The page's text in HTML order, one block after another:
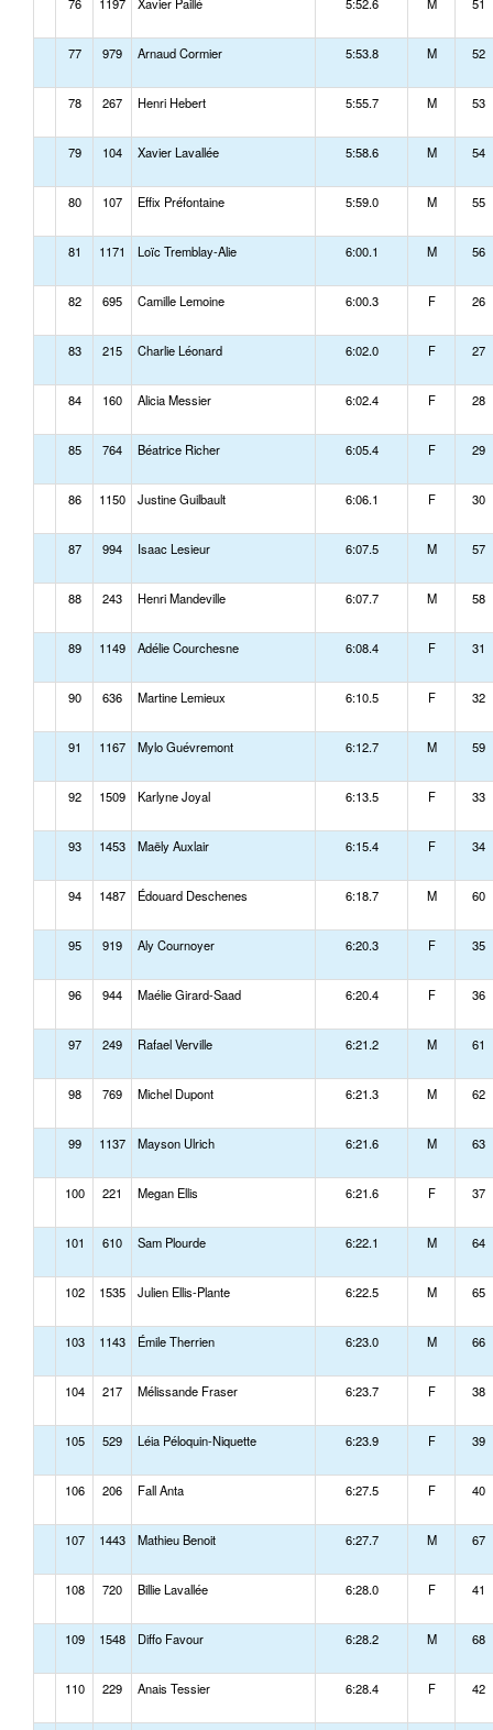
77 979 Arnaud Cormier 5:53.8 M 52
78 267 Henri Hebert 5:55.7 M 53
79 104 Xavier Lavallée 5:58.6 M 54
80 107 Effix Préfontaine 5:59.0 M 55
81 1171 Loïc Tremblay-Alie 6:00.1 M 56
82 695 Camille Lemoine 6:00.3 F 26
83 215 Charlie Léonard 6:02.0 F 27
84 160 Alicia Messier 6:02.4 F 28
85 764 Béatrice Richer 6:05.4 F 29
86 1150 Justine Guilbault 6:06.1 F 30
87 994 Isaac Lesieur 6:07.5 M 57
88 243 Henri Mandeville 6:07.7 M 58
89 1149 Adélie Courchesne 6:08.4 F 31
90 636 Martine Lemieux 6:10.5 F 32
91 1167 Mylo Guévremont 6:12.7 M 59
92 1509 Karlyne Joyal 6:13.5 F 33
93 1453 Maëly Auxlair 6:15.4 F 34
94 1487 Édouard Deschenes 6:18.7 M 60
95 919 Aly Cournoyer 6:20.3 F 35
96 944 Maélie Girard-Saad 6:20.4 F 36
97 249 Rafael Verville 6:21.2 M 61
98 769 Michel Dupont 6:21.3 M 62
99 1137 Mayson Ulrich 6:21.6 M 63
100 221 Megan Ellis 6:21.6 F 37
101 610 Sam Plourde 6:22.1 M 64
102 1535 Julien Ellis-Plante 6:22.5 M 65
103 1143 Émile Therrien 6:23.0 M 66
104 217 Mélissande Fraser 6:23.7 F 38
105 529 Léia Péloquin-Niquette 6:23.9 F 39
106 206 Fall Anta 6:27.5 F 40
107 1443 Mathieu Benoit 6:27.7 M 67
108 720 Billie Lavallée 6:28.0 F 41
109 1548 Diffo Favour 6:28.2 M 68
110 229 Anais Tessier 6:28.4 F 42